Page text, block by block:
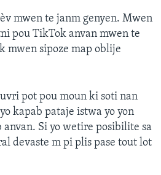
mwen te janm genyen. Mwen
pou TikTok anvan mwen te
mwen sipoze map oblije
pot pou moun ki soti nan
kapab pataje istwa yo yon
Si yo wetire posibilite sa
devaste m pi plis pase tout lot